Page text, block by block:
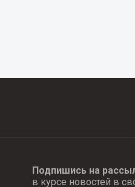
Подпишись на
в курсе новостей в